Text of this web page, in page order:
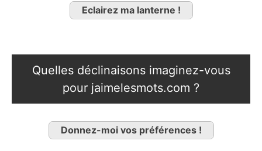
Eclairez ma lanterne !
Quelles déclinaisons imaginez-vous
pour jaimelesmots.com ?
Donnez-moi vos préférences !